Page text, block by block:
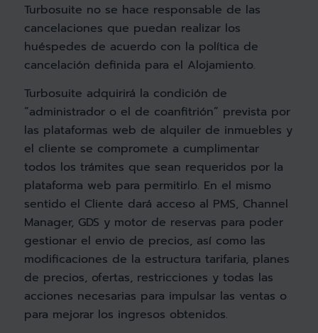
Turbosuite no se hace responsable de las
cancelaciones que puedan realizar los
huéspedes de acuerdo con la política de
cancelación definida para el Alojamiento.
Turbosuite adquirirá la condición de
“administrador o el de coanfitrión” prevista por
las plataformas web de alquiler de inmuebles y
el cliente se compromete a cumplimentar
todos los trámites que sean requeridos por la
plataforma web para permitirlo. En el mismo
sentido el Cliente dará acceso al PMS, Channel
Manager, GDS y motor de reservas para poder
gestionar el envio de precios, así como las
modificaciones de la estructura tarifaria, planes
de precios, ofertas, restricciones y todas las
acciones necesarias para impulsar las ventas o
para mejorar los ingresos obtenidos.